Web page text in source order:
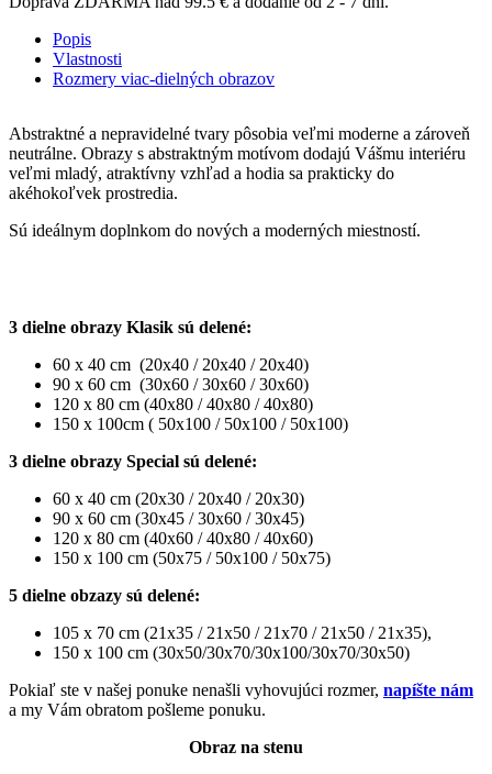
Popis
Vlastnosti
Rozmery viac-dielných obrazov
Abstraktné a nepravidelné tvary pôsobia veľmi moderne a zároveň
neutrálne. Obrazy s abstraktným motívom dodajú Vášmu interiéru
veľmi mladý, atraktívny vzhľad a hodia sa prakticky do
akéhokoľvek prostredia.
Sú ideálnym doplnkom do nových a moderných miestností.
3 dielne obrazy Klasik sú delené:
60 x 40 cm (20x40 / 20x40 / 20x40)
90 x 60 cm (30x60 / 30x60 / 30x60)
120 x 80 cm (40x80 / 40x80 / 40x80)
150 x 100cm ( 50x100 / 50x100 / 50x100)
3 dielne obrazy Special sú delené:
60 x 40 cm (20x30 / 20x40 / 20x30)
90 x 60 cm (30x45 / 30x60 / 30x45)
120 x 80 cm (40x60 / 40x80 / 40x60)
150 x 100 cm (50x75 / 50x100 / 50x75)
5 dielne obzazy sú delené:
105 x 70 cm (21x35 / 21x50 / 21x70 / 21x50 / 21x35),
150 x 100 cm (30x50/30x70/30x100/30x70/30x50)
Pokiaľ ste v našej ponuke nenašli vyhovujúci rozmer, napíšte nám
a my Vám obratom pošleme ponuku.
Obraz na stenu